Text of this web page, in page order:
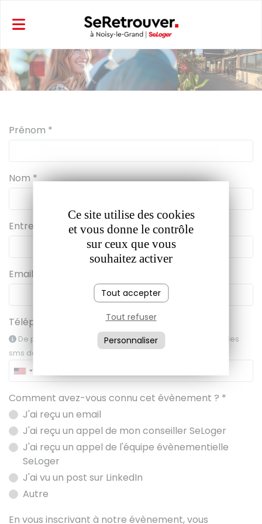
Prénom *
Nom *
Entreprise *
Email *
Téléphone *
De préférence votre téléphone portable pour recevoir les
sms de rappel de l'événement.
Comment avez-vous connu cet évènement ? *
J'ai reçu un email
J'ai reçu un appel de mon conseiller SeLoger
J'ai reçu un appel de l'équipe évènementielle
SeLoger
J'ai vu un post sur LinkedIn
Autre
En vous inscrivant à notre évènement, vous
Ce site utilise des cookies
et vous donne le contrôle
sur ceux que vous
souhaitez activer
Tout accepter
Tout refuser
Personnaliser